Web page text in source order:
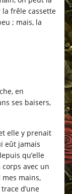
la frêle cassette
; mais, la
en
ses baisers,
elle y prenait
eût jamais
qu’elle
avec un
mains,
d’une